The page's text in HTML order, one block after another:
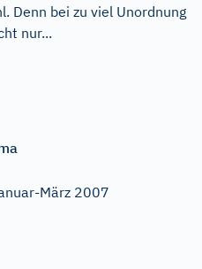
Denn bei zu viel Unordnung
nur...
März 2007